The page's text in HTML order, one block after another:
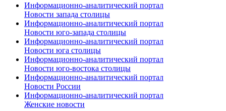
Информационно-аналитический портал
Новости запада столицы
Информационно-аналитический портал
Новости юго-запада столицы
Информационно-аналитический портал
Новости юга столицы
Информационно-аналитический портал
Новости юго-востока столицы
Информационно-аналитический портал
Новости России
Информационно-аналитический портал
Женские новости